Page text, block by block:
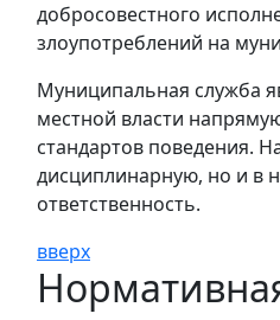
добросовестного
злоупотреблений на
Муниципальная служба
местной власти
стандартов поведения.
дисциплинарную, но и в
ответственность.
вверх